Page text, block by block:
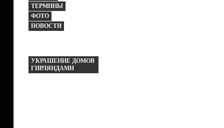
ТЕРМИНЫ
ФОТО
НОВОСТИ
УКРАШЕНИЕ ДОМОВ
ГИРЛЯНДАМИ